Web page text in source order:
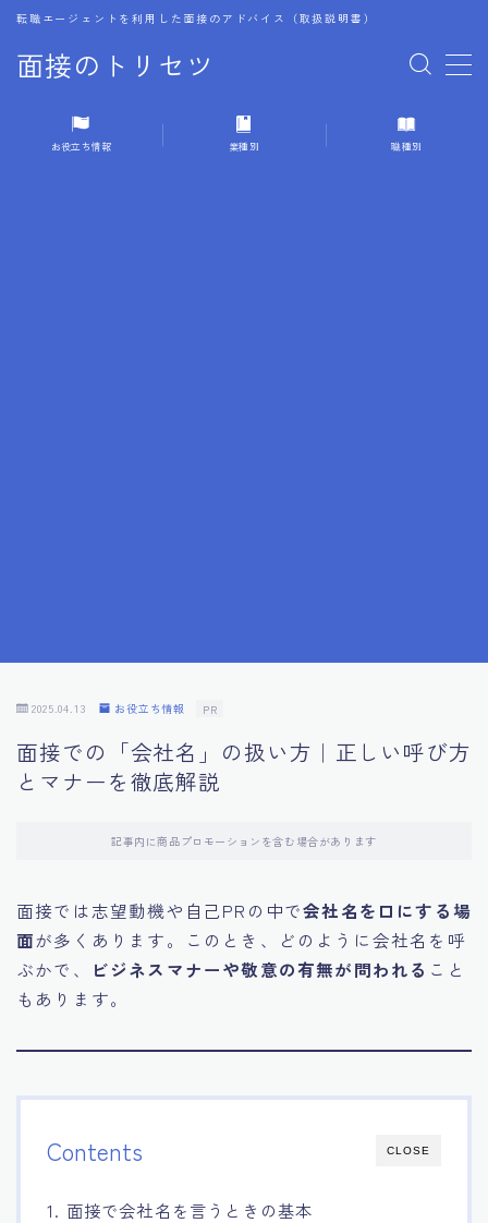
面接のトリセツ
転職エージェントを利用した面接のアドバイス（取扱説明書）
MENU
1.成功する面接戦略
10.フィードバックを活用する方法
11.オンライン面接の成功への鍵
14.キャリアアップのための面接戦略
15.職場適応力をアピールする方法
お役立ち情報 業種別 職種別
2025.04.13 お役立ち情報 PR
面接での「会社名」の扱い方｜正しい呼び方
とマナーを徹底解説
記事内に商品プロモーションを含む場合があります
面接では志望動機や自己PRの中で会社名を口にする場
面が多くあります。このとき、どのように会社名を呼
ぶかで、
ビジネスマナーや敬意の有無が問われる こと
もあります。
CLOSE
Contents
1. 面接で会社名を言うときの基本